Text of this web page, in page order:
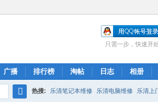
只需一步，快速开
广播 排行榜 淘帖 日志 相册
热搜: 乐清笔记本维修 乐清电脑维修 乐清上